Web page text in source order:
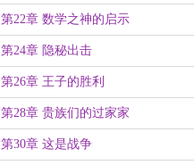
第22章 数学之神的启示
第24章 隐秘出击
第26章 王子的胜利
第28章 贵族们的过家家
第30章 这是战争